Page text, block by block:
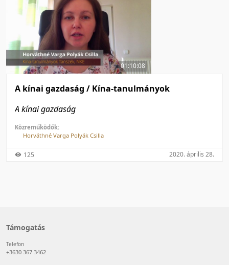
Feltöltés dátuma szerint
Utolsó módosítás szerint
Utolsó módosítás szerint
10 tétel/oldal
20 tétel/oldal
50 tétel/oldal
100 tétel/oldal
01:10:08
A kínai gazdaság / Kína-tanulmányok
A kínai gazdaság
Közreműködők:
Horváthné Varga Polyák Csilla
125 2020. április 28.
Támogatás
Telefon
+3630 367 3462